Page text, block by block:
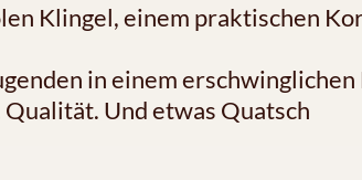
Klingel, einem praktischen
in einem erschwinglichen
Und etwas Quatsch